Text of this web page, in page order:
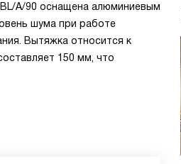
A/90 оснащена алюминиевым
шума при работе
Вытяжка относится к
150 мм, что